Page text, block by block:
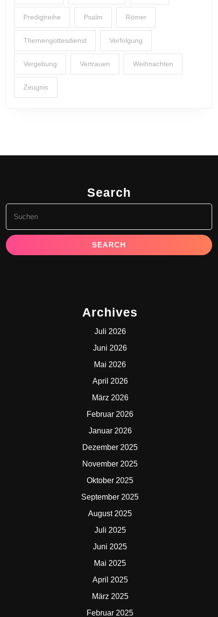
Predigtreihe Psalm Römer
Themengottesdienst Verfolgung
Vergebung Vertrauen Weihnachten
Zeugnis
Search
for:
Archives
Juli 2026
Juni 2026
Mai 2026
April 2026
März 2026
Februar 2026
Januar 2026
Dezember 2025
November 2025
Oktober 2025
September 2025
August 2025
Juli 2025
Juni 2025
Mai 2025
April 2025
März 2025
Februar 2025